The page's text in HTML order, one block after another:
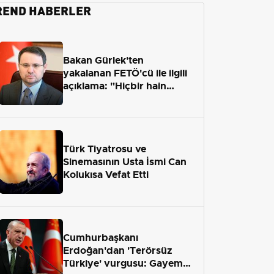
HABERLER
Bakan Gürlek'ten
yakalanan FETÖ'cü ile ilgili
açıklama: "Hiçbir hain
Türk Tiyatrosu ve
Sinemasının Usta İsmi Can
Kolukısa Vefat Etti
Cumhurbaşkanı
Erdoğan'dan 'Terörsüz
Türkiye' vurgusu: Gayemiz